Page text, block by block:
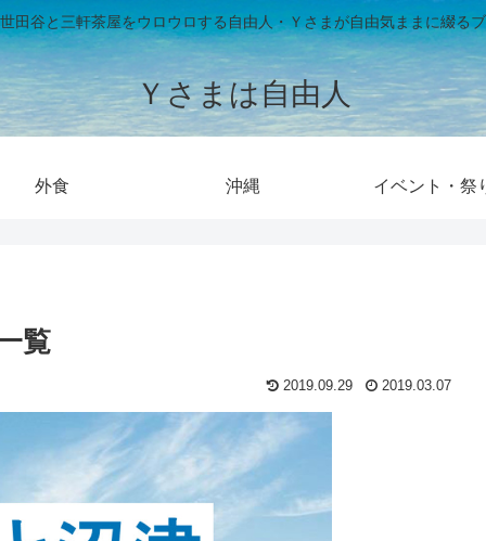
田谷と三軒茶屋をウロウロする自由人・Ｙさまが自由気ままに綴るブ
Ｙさまは自由人
外食 沖縄 イベント・祭
覧
2019.09.29 2019.03.07